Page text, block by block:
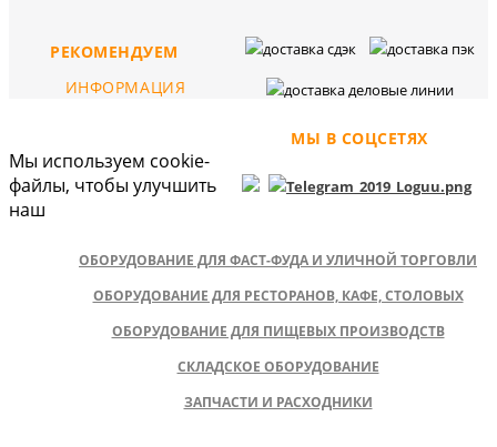
МЫ В СОЦСЕТЯХ
РЕКОМЕНДУЕМ
ОБОРУДОВАНИЕ ДЛЯ ФАСТ-ФУДА И УЛИЧНОЙ ТОРГОВЛИ
ОБОРУДОВАНИЕ ДЛЯ РЕСТОРАНОВ, КАФЕ, СТОЛОВЫХ
ОБОРУДОВАНИЕ ДЛЯ ПИЩЕВЫХ ПРОИЗВОДСТВ
СКЛАДСКОЕ ОБОРУДОВАНИЕ
ЗАПЧАСТИ И РАСХОДНИКИ
ИНФОРМАЦИЯ
Мы используем cookie-
файлы, чтобы улучшить
наш